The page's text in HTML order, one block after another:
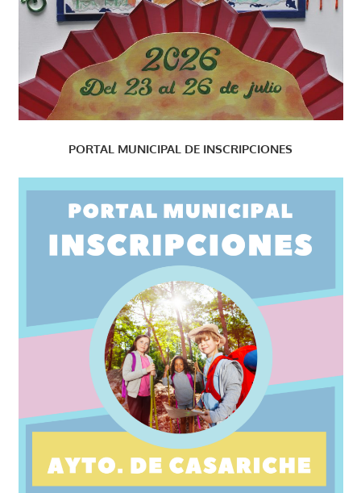
PORTAL MUNICIPAL DE INSCRIPCIONES